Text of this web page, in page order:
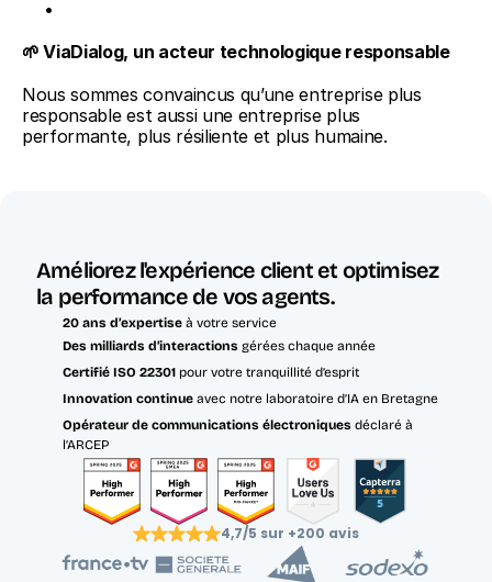
🌱 ViaDialog, un acteur technologique responsable
Nous sommes convaincus qu’une entreprise plus
responsable est aussi une entreprise plus
performante, plus résiliente et plus humaine.
Améliorez l'expérience client et optimisez
la performance de vos agents.
20 ans d’expertise à votre service
Des milliards d’interactions gérées chaque année
Certifié ISO 22301 pour votre tranquillité d’esprit
Innovation continue avec notre laboratoire d’IA en Bretagne
Opérateur de communications électroniques déclaré à
l’ARCEP
4,7/5 sur +200 avis